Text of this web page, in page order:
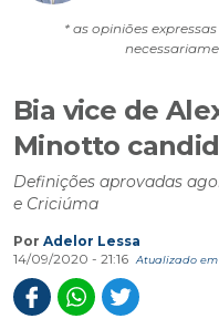
* as opiniões
Bia vice de
Minotto
Definições aprovadas
e Criciúma
Por Adelor Lessa
14/09/2020 - 21:16
Atualizado em